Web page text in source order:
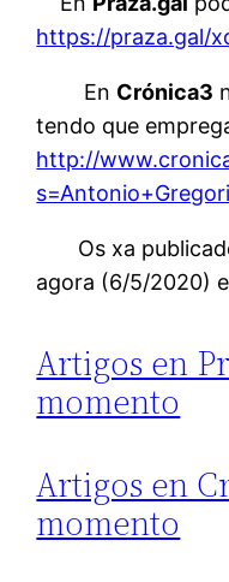
https://praza.gal/
En Crónica3
tendo que
http://
Os xa
agora (6/5/2020)
Artigos en
momento
Artigos en
momento